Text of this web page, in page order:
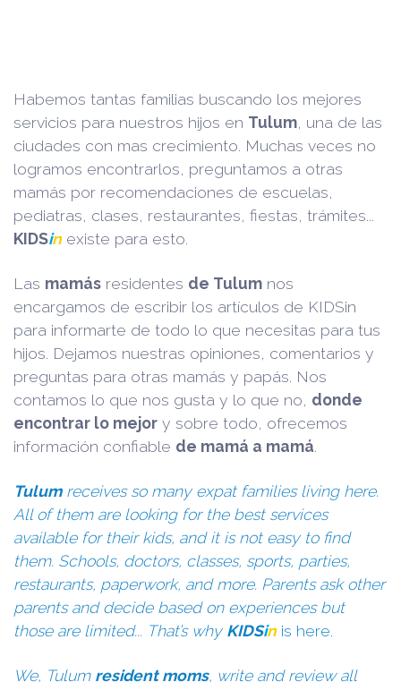
Habemos tantas familias buscando los mejores
servicios para nuestros hijos en Tulum , una de las
ciudades con mas crecimiento. Muchas veces no
logramos encontrarlos, preguntamos a otras
mamás por recomendaciones de escuelas,
pediatras, clases, restaurantes, fiestas, trámites...
KIDSinexiste para esto.
Las mamás residentes de Tulum nos
encargamos de escribir los artículos de KIDSin
para informarte de todo lo que necesitas para tus
hijos. Dejamos nuestras opiniones, comentarios y
preguntas para otras mamás y papás. Nos
contamos lo que nos gusta y lo que no, donde
encontrar lo mejor y sobre todo, ofrecemos
información confiable de mamá a mamá
Tulumreceives so many expat families living here.
All of them are looking for the best services
available for their kids, and it is not easy to find
them. Schools, doctors, classes, sports, parties,
restaurants, paperwork, and more. Parents ask other
parents and decide based on experiences but
those are limited... That’s why KIDSinis here.
We, Tulum resident moms, write and review all